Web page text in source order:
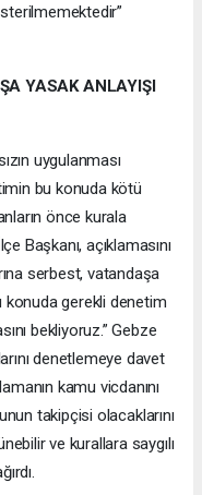
YASAK ANLAYIŞI
uygulanması
bu konuda kötü
önce kurala
Başkanı, açıklamasını
serbest, vatandaşa
konuda gerekli denetim
bekliyoruz.” Gebze
denetlemeye davet
kamu vicdanını
takipçisi olacaklarını
ve kurallara saygılı